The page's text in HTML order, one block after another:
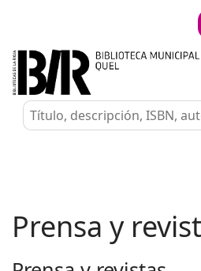
Prensa y